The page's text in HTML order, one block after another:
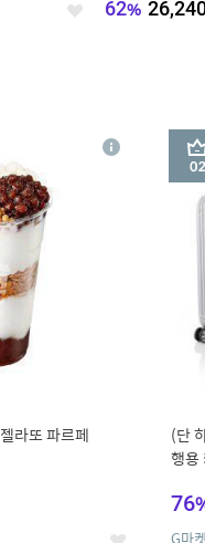
좋 62%
라또 파르페
상
2
(단
행용
76
G마켓